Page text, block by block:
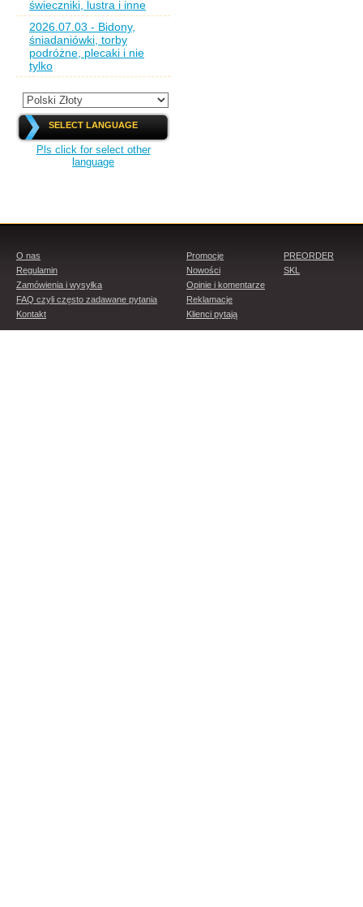
świeczniki, lustra i inne
2026.07.03 - Bidony,
śniadaniówki, torby
podróżne, plecaki i nie
tylko
SELECT LANGUAGE
Pls click for select other
language
O nas
Regulamin
Zamówienia i wysyłka
FAQ czyli często zadawane pytania
Kontakt
Promocje
Nowości
Opinie i komentarze
Reklamacje
Klienci pytają
PREORDER
SKL